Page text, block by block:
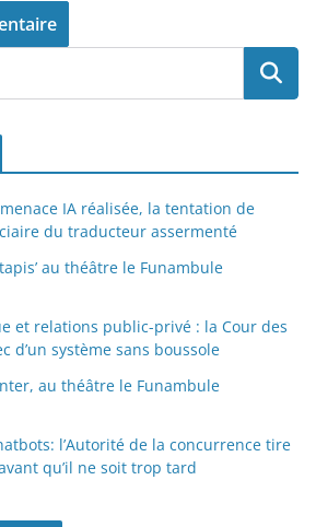
IA réalisée, la tentation de
du traducteur assermenté
au théâtre le Funambule
et relations public-privé : la Cour des
d’un système sans boussole
au théâtre le Funambule
l’Autorité de la concurrence tire
qu’il ne soit trop tard